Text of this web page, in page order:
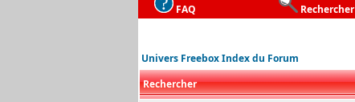
FAQ Rechercher
Univers Freebox Index du Forum
Rechercher